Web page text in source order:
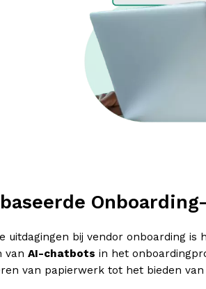
uitdagingen bij vendor onboarding
van AI-chatbots in het
van papierwerk tot het bieden